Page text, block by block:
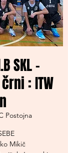
SKL -
: ITW
Postojna
Mikič